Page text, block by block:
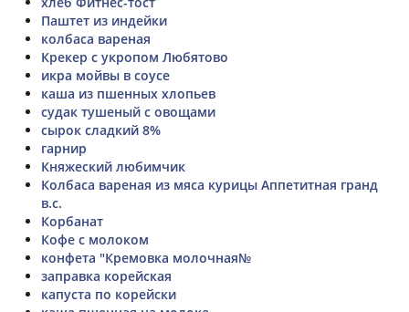
Паштет из индейки
колбаса вареная
Крекер с укропом Любятово
икра мойвы в соусе
каша из пшенных хлопьев
судак тушеный с овощами
сырок сладкий 8%
гарнир
Княжеский любимчик
Колбаса вареная из мяса курицы Аппетитная гранд
в.с.
Корбанат
Кофе с молоком
конфета "Кремовка молочная№
заправка корейская
капуста по корейски